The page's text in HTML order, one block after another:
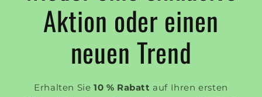
Aktion oder einen
neuen Trend
Erhalten Sie 10 % Rabatt auf Ihren ersten